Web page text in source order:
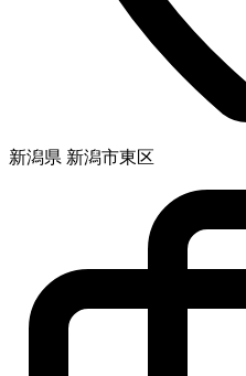
新潟県 新潟市東区